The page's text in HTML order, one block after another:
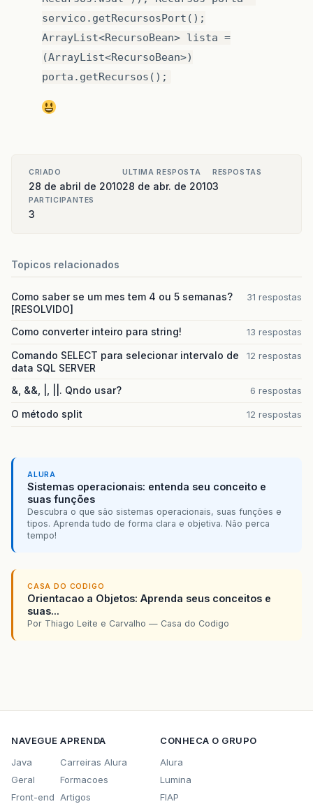
servico.getRecursosPort();
ArrayList<RecursoBean> lista =
(ArrayList<RecursoBean>)
porta.getRecursos();
CRIADO
28 de abril de 2010
ULTIMA RESPOSTA
28 de abr. de 2010
RESPOSTAS
3
PARTICIPANTES
3
Topicos relacionados
Como saber se um mes tem 4 ou 5 semanas?
[RESOLVIDO]
31 respostas
Como converter inteiro para string! 13 respostas
Comando SELECT para selecionar intervalo de
data SQL SERVER
12 respostas
&, &&, |, ||. Qndo usar? 6 respostas
O método split 12 respostas
ALURA
Sistemas operacionais: entenda seu conceito e
suas funções
Descubra o que são sistemas operacionais, suas funções e
tipos. Aprenda tudo de forma clara e objetiva. Não perca
tempo!
CASA DO CODIGO
Orientacao a Objetos: Aprenda seus conceitos e
suas...
Por Thiago Leite e Carvalho — Casa do Codigo
NAVEGUE
Java
Geral
Front-end
APRENDA
Carreiras Alura
Formacoes
Artigos
CONHECA O GRUPO
Alura
Lumina
FIAP